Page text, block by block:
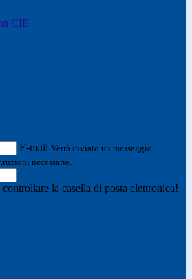
CIE
E-mail Verrà inviato un messaggio
necessarie.
la casella di posta elettronica!